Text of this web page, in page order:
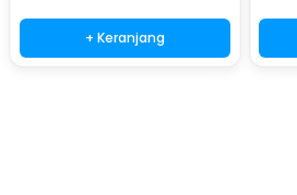
+ Keranjang